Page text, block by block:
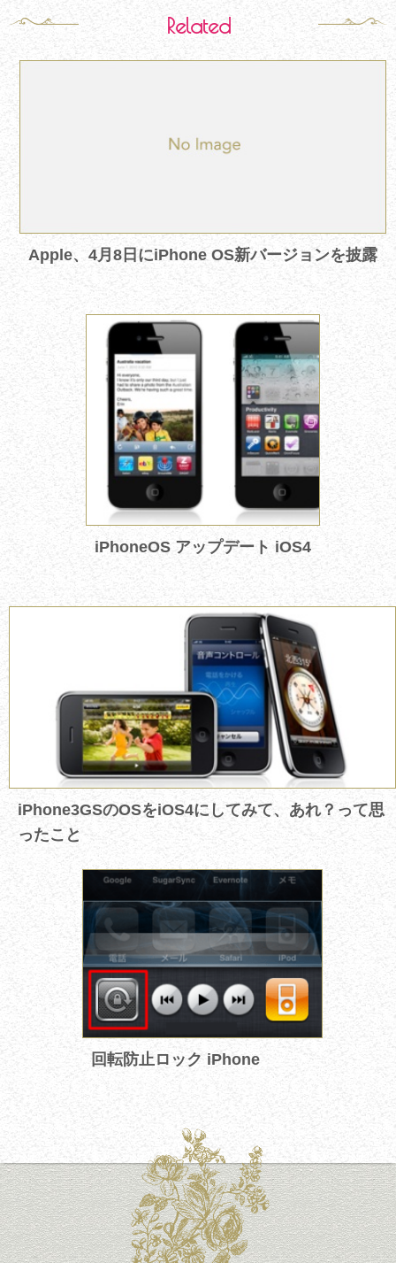
Related
Apple、4月8日にiPhone OS新バージョンを披露
iPhoneOS アップデート iOS4
iPhone3GSのOSをiOS4にしてみて、あれ？って思
ったこと
回転防止ロック iPhone